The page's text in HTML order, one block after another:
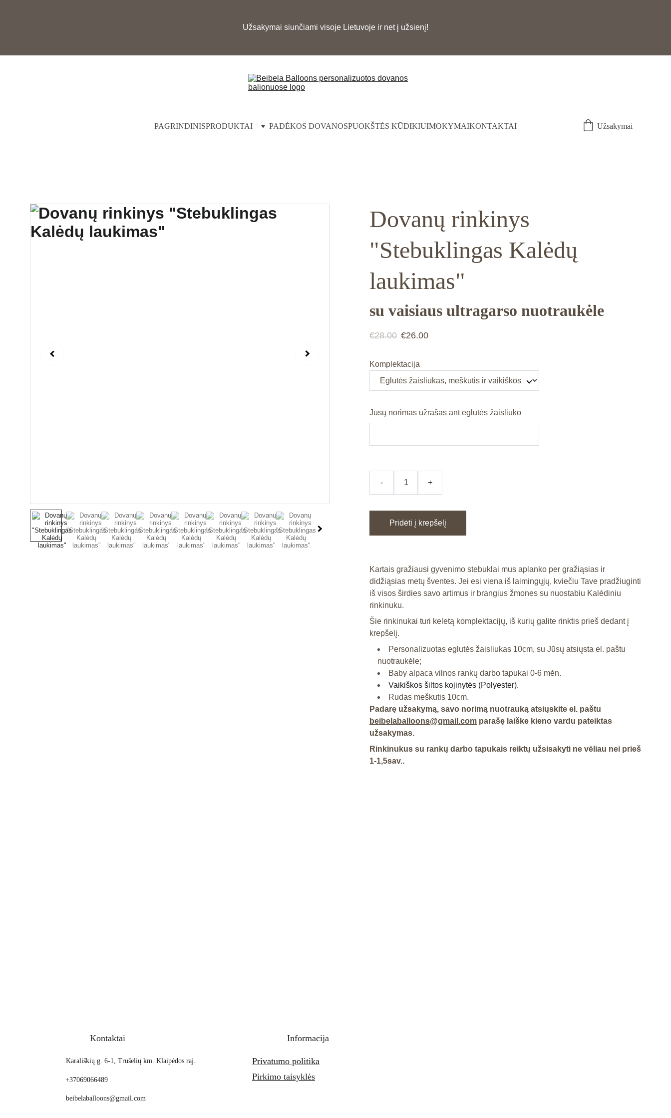
PAGRINDINISPRODUKTAI PADĖKOS DOVANOSPUOKŠTĖS KŪDIKIUIMOKYMAIKONTAKTAI Užsakymai
Dovanų rinkinys
"Stebuklingas Kalėdų
laukimas"
su vaisiaus ultragarso nuotraukėle
€28.00 €26.00
Komplektacija
Jūsų norimas užrašas ant eglutės žaisliuko
- +
Pridėti į krepšelį
Kartais gražiausi gyvenimo stebuklai mus aplanko per gražiąsias ir
didžiąsias metų šventes. Jei esi viena iš laimingųjų, kviečiu Tave pradžiuginti
iš visos širdies savo artimus ir brangius žmones su nuostabiu Kalėdiniu
rinkinuku.
Šie rinkinukai turi keletą komplektacijų, iš kurių galite rinktis prieš dedant į
krepšelį.
Personalizuotas eglutės žaisliukas 10cm, su Jūsų atsiųsta el. paštu
nuotraukėle;
Baby alpaca vilnos rankų darbo tapukai 0-6 mėn.
Vaikiškos šiltos kojinytės (Polyester).
Rudas meškutis 10cm.
Padarę užsakymą, savo norimą nuotrauką atsiųskite el. paštu
beibelaballoons@gmail.com parašę laiške kieno vardu pateiktas
užsakymas.
Rinkinukus su rankų darbo tapukais reiktų užsisakyti ne vėliau nei prieš
1-1,5sav..
Kontaktai
Karališkių g. 6-1, Trušelių km. Klaipėdos raj.
+37069066489
beibelaballoons@gmail.com
Informacija
Privatumo politika
Pirkimo taisyklės
Užsakymai siunčiami visoje Lietuvoje ir net į užsienį!